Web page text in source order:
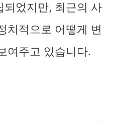
되었지만, 최근의 사
치적으로 어떻게 변
여주고 있습니다.